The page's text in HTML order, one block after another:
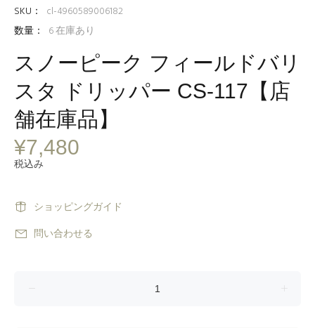
SKU：
cl-4960589006182
数量：
6在庫あり
スノーピーク フィールドバリ
スタ ドリッパー CS-117【店
舗在庫品】
¥7,480
税込み
ショッピングガイド
問い合わせる